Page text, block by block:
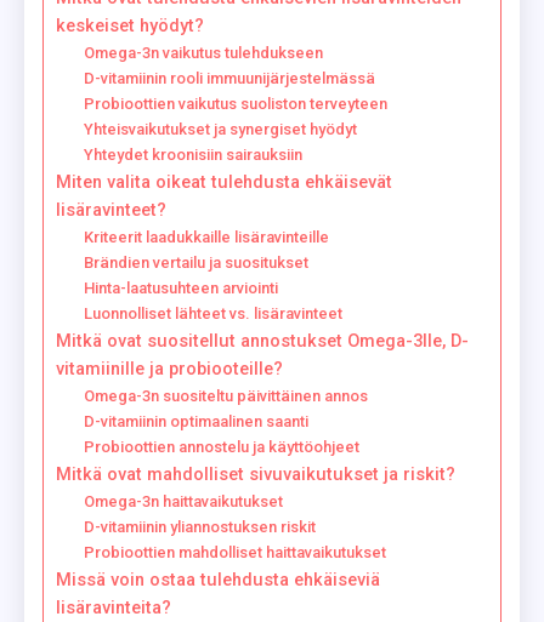
keskeiset hyödyt?
Omega-3n vaikutus tulehdukseen
D-vitamiinin rooli immuunijärjestelmässä
Probioottien vaikutus suoliston terveyteen
Yhteisvaikutukset ja synergiset hyödyt
Yhteydet kroonisiin sairauksiin
Miten valita oikeat tulehdusta ehkäisevät
lisäravinteet?
Kriteerit laadukkaille lisäravinteille
Brändien vertailu ja suositukset
Hinta-laatusuhteen arviointi
Luonnolliset lähteet vs. lisäravinteet
Mitkä ovat suositellut annostukset Omega-3lle, D-
vitamiinille ja probiooteille?
Omega-3n suositeltu päivittäinen annos
D-vitamiinin optimaalinen saanti
Probioottien annostelu ja käyttöohjeet
Mitkä ovat mahdolliset sivuvaikutukset ja riskit?
Omega-3n haittavaikutukset
D-vitamiinin yliannostuksen riskit
Probioottien mahdolliset haittavaikutukset
Missä voin ostaa tulehdusta ehkäiseviä
lisäravinteita?